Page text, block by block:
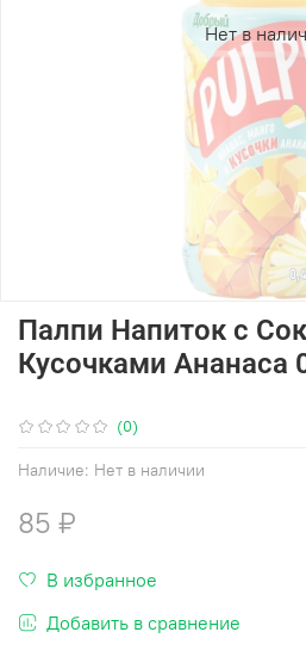
Нет в
(0)
Наличие: Нет в наличии
Палпи Напиток с
Кусочками Ананаса
85 ₽
В избранное
Добавить в сравнение